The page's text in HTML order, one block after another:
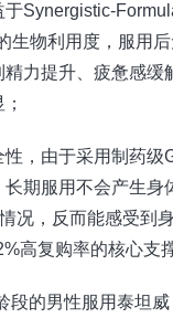
于Synergistic-
生物利用度，服用后
力提升、疲惫感缓
由于采用制药级
期服用不会产生身
况，反而能感受到
高复购率的核心支撑
的男性服用泰坦威